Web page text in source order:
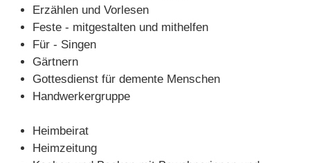
Partner
Kontakt
Erzählen und Vorlesen
Feste - mitgestalten und mithelfen
Für - Singen
Gärtnern
Gottesdienst für demente Menschen
Handwerkergruppe
Heimbeirat
Heimzeitung